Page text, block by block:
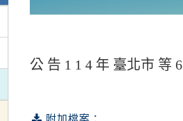
公 告 1 1 4 年 臺北市 等
附加檔案：